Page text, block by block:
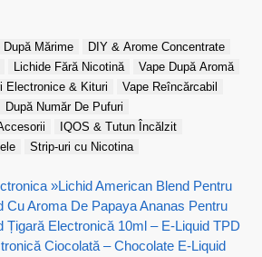
După Mărime
DIY & Arome Concentrate
Lichide Fără Nicotină
Vape După Aromă
Electronice & Kituri
Vape Reîncărcabil
După Număr De Pufuri
IQOS & Tutun Încălzit
Strip-uri cu Nicotina
»Lichid American Blend Pentru
Cu Aroma De Papaya Ananas Pentru
Țigară Electronică 10ml – E-Liquid TPD
Ciocolată – Chocolate E-Liquid